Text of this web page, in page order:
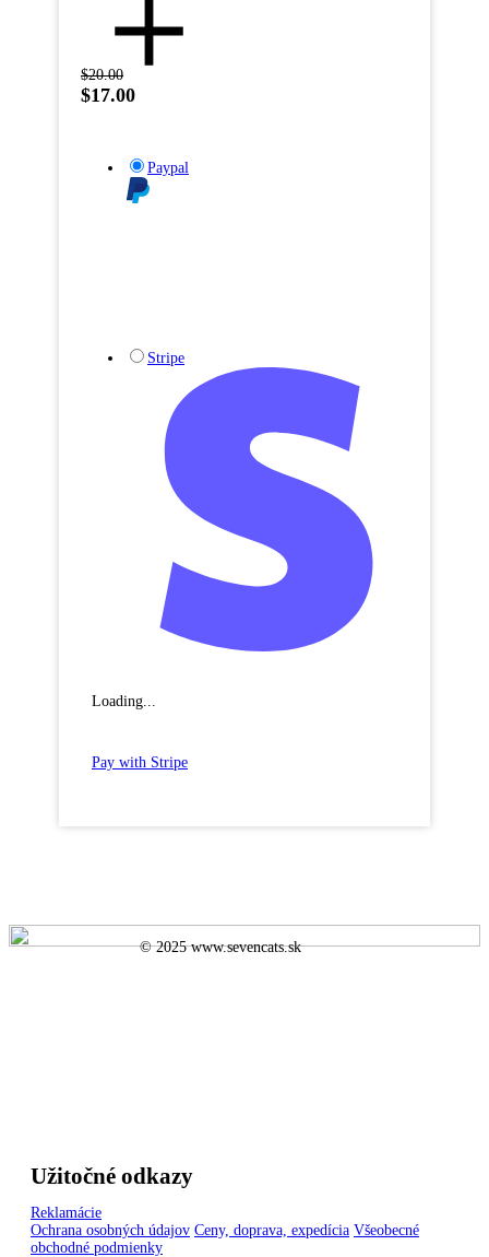
$20.00
$17.00
Paypal
Stripe
Loading...
Pay with Stripe
© 2025 www.sevencats.sk
Užitočné odkazy
Reklamácie
Ochrana osobných údajov Ceny, doprava, expedícia Všeobecné
obchodné podmienky